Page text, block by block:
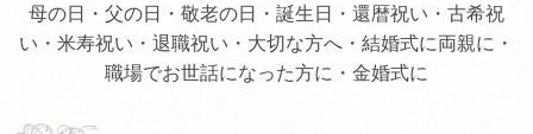
母の日・父の日・敬老の日・誕生日・還暦祝い・古希祝
い・米寿祝い・退職祝い・大切な方へ・結婚式に両親に・
職場でお世話になった方に・金婚式に